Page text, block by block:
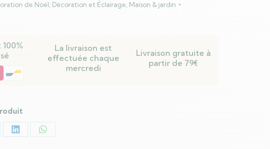
de Noël Décoration et Éclairage Maison & jardin
La livraison est
effectuée chaque
mercredi
Livraison gratuite à
partir de 79€
PartagerPartager